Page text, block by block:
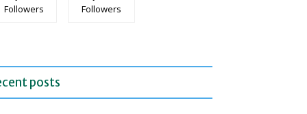
Followers Followers
posts